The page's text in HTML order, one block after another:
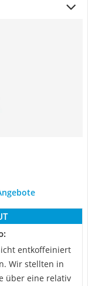
entkoffeiniert
Wir stellten in
über eine relativ